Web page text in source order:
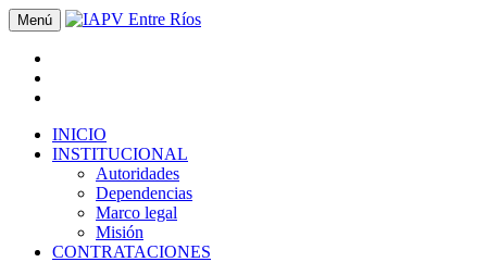
Menú
INICIO
INSTITUCIONAL
Autoridades
Dependencias
Marco legal
Misión
CONTRATACIONES